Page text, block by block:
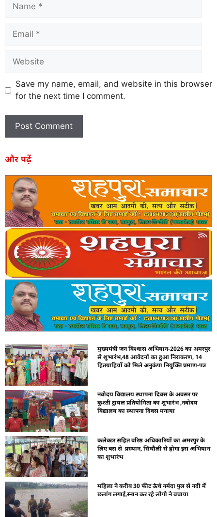
Save my name, email, and website in this browser
for the next time I comment.
और पढ़ें
मुख्यमंत्री जन विश्वास अभियान-2026 का अमरपुर
से शुभारंभ,48 आवेदनों का हुआ निराकरण, 14
हितग्राहियों को मिले अनुकंपा नियुक्ति प्रमाण-पत्र
नवोदय विद्यालय स्थापना दिवस के अवसर पर
कुश्ती ट्रायल प्रतियोगिता का शुभारंभ ,नवोदय
विद्यालय का स्थापना दिवस मनाया
कलेक्टर सहित वरिष्ठ अधिकारियों का अमरपुर के
लिए बस से प्रस्थान, सिधौली से होगा इस अभियान
का शुभारंभ
महिला ने करीब 30 फीट ऊंचे नर्मदा पुल से नदी में
छलांग लगाई,स्नान कर रहे लोगो ने बचाया